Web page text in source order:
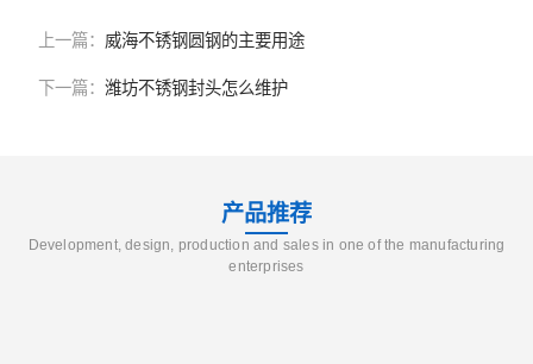
上一篇： 威海不锈钢圆钢的主要用途
下一篇： 潍坊不锈钢封头怎么维护
产品推荐
Development, design, production and sales in one of the manufacturing
enterprises